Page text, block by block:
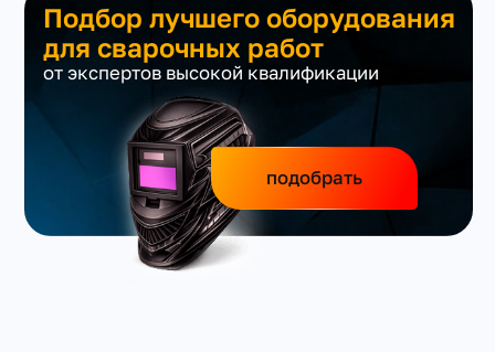
Подбор лучшего оборудования
для сварочных работ
от экспертов высокой квалификации
подобрать